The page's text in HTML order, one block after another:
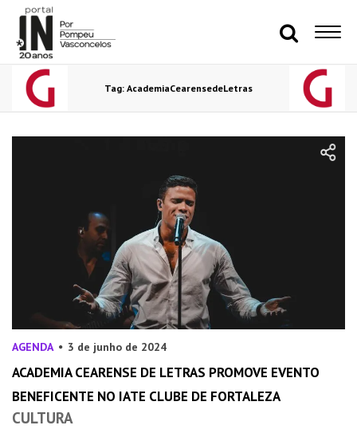
Tag: AcademiaCearensedeLetras
AGENDA 3 de junho de 2024
ACADEMIA CEARENSE DE LETRAS PROMOVE EVENTO
BENEFICENTE NO IATE CLUBE DE FORTALEZA
CULTURA